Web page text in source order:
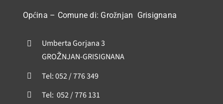
Općina – Comune di: Grožnjan Grisignana
Umberta Gorjana 3
GROŽNJAN-GRISIGNANA
Tel: 052 / 776 349
Tel: 052 / 776 131